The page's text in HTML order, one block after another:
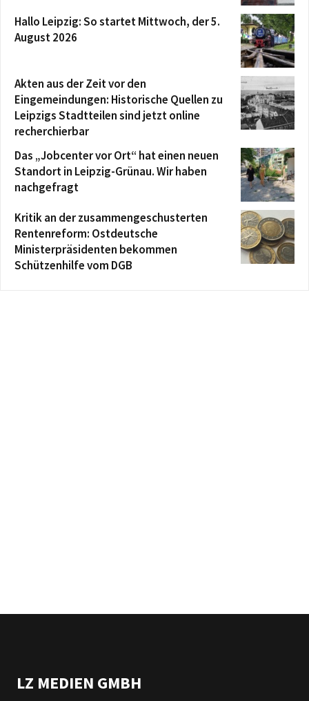
Hallo Leipzig: So startet Mittwoch, der 5.
August 2026
Akten aus der Zeit vor den
Eingemeindungen: Historische Quellen zu
Leipzigs Stadtteilen sind jetzt online
recherchierbar
Das „Jobcenter vor Ort“ hat einen neuen
Standort in Leipzig-Grünau. Wir haben
nachgefragt
Kritik an der zusammengeschusterten
Rentenreform: Ostdeutsche
Ministerpräsidenten bekommen
Schützenhilfe vom DGB
LZ MEDIEN GMBH